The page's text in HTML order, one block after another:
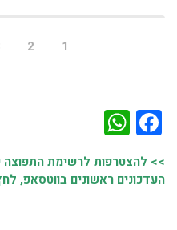
1
2
Facebook
>> להצטרפות לרשימת התפוצה
העדכונים ראשונים בווטסאפ,